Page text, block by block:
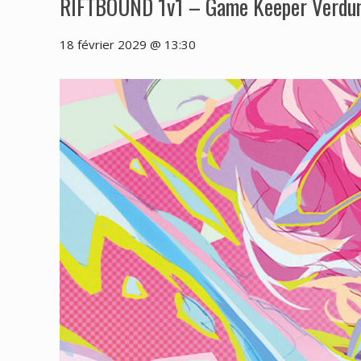
RIFTBOUND 1v1 – Game Keeper
18 février 2029 @ 13:30